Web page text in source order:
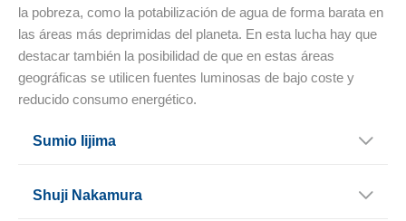
la pobreza, como la potabilización de agua de forma barata en
las áreas más deprimidas del planeta. En esta lucha hay que
destacar también la posibilidad de que en estas áreas
geográficas se utilicen fuentes luminosas de bajo coste y
reducido consumo energético.
Sumio Iijima
Shuji Nakamura